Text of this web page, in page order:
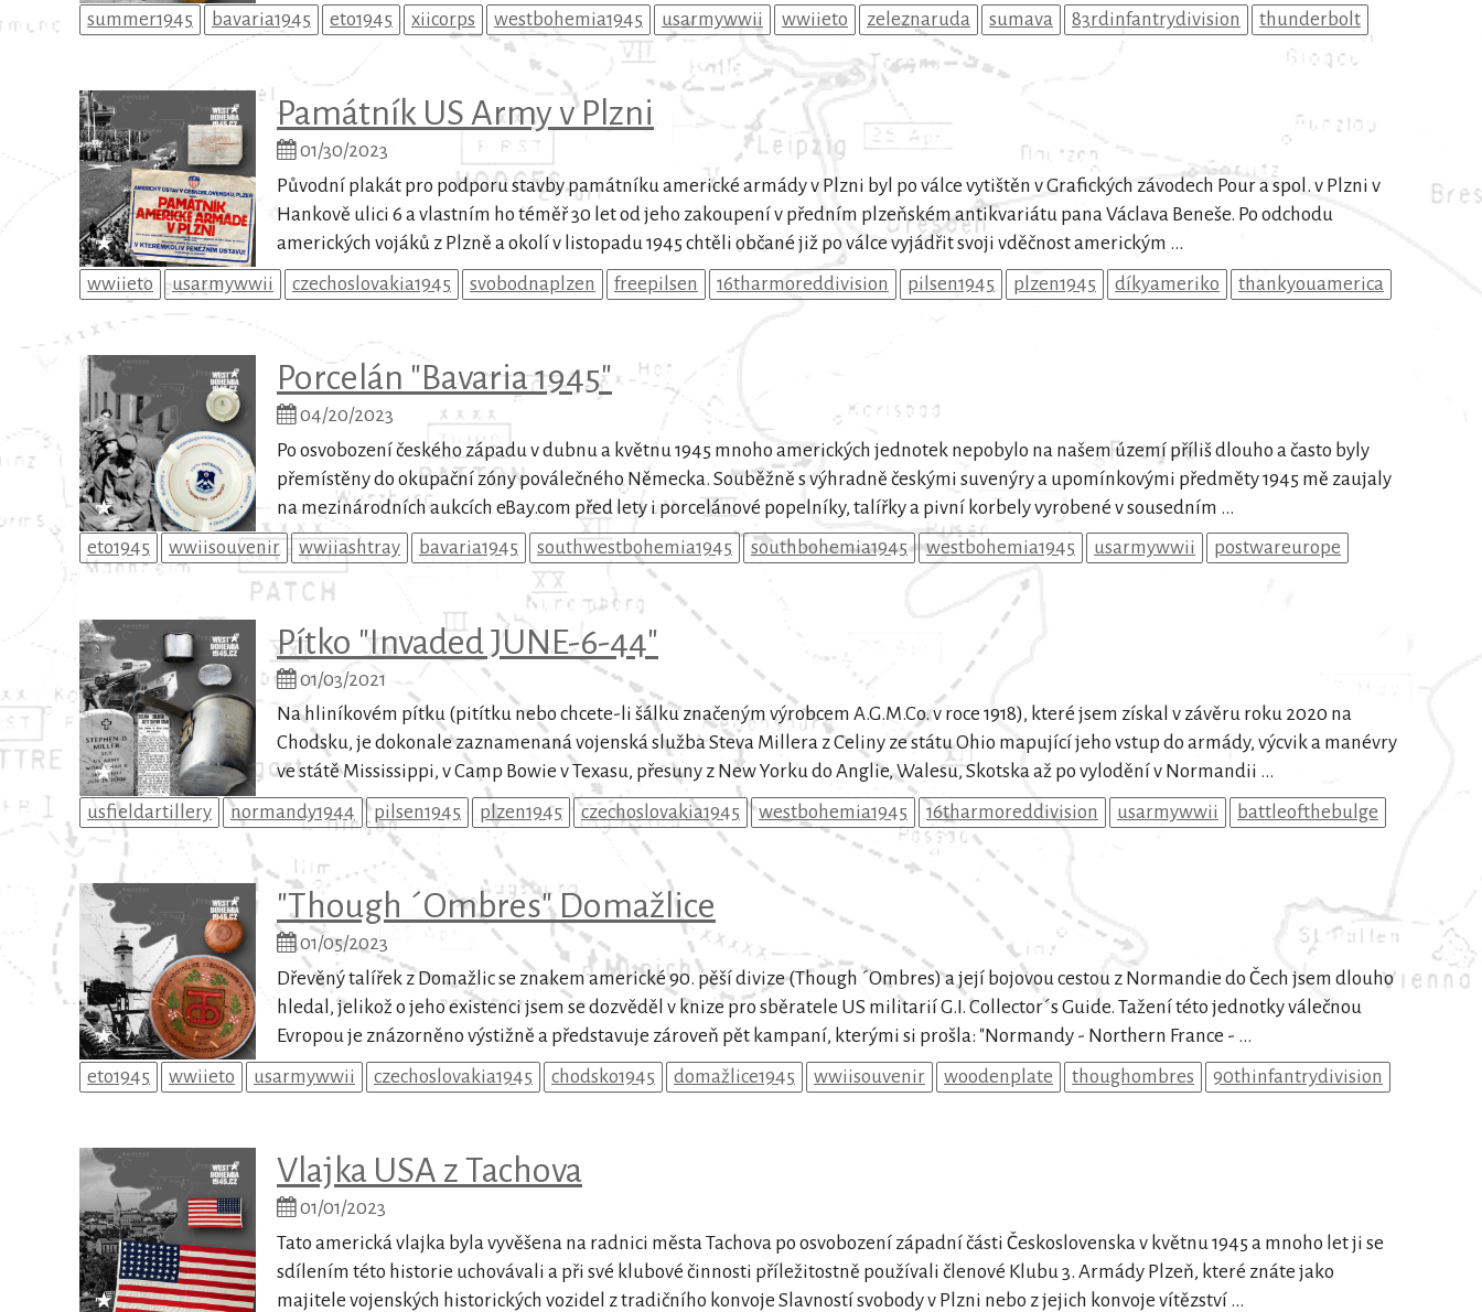
summer1945
bavaria1945 eto1945 xiicorps westbohemia1945 usarmywwii wwiieto zeleznaruda sumava 83rdinfantrydivision thunderbolt
Památník US Army v Plzni
01/30/2023
Původní plakát pro podporu stavby památníku americké armády v Plzni byl po válce vytištěn v Grafických závodech Pour a spol. v Plzni v
Hankově ulici 6 a vlastním ho téměř 30 let od jeho zakoupení v předním plzeňském antikvariátu pana Václava Beneše. Po odchodu
amerických vojáků z Plzně a okolí v listopadu 1945 chtěli občané již po válce vyjádřit svoji vděčnost americkým ...
wwiieto
usarmywwii czechoslovakia1945 svobodnaplzen freepilsen 16tharmoreddivision pilsen1945 plzen1945 díkyameriko thankyouamerica
Porcelán "Bavaria 1945"
04/20/2023
Po osvobození českého západu v dubnu a květnu 1945 mnoho amerických jednotek nepobylo na našem území příliš dlouho a často byly
přemístěny do okupační zóny poválečného Německa. Souběžně s výhradně českými suvenýry a upomínkovými předměty 1945 mě zaujaly
na mezinárodních aukcích eBay.com před lety i porcelánové popelníky, talířky a pivní korbely vyrobené v sousedním ...
eto1945
wwiisouvenir wwiiashtray bavaria1945 southwestbohemia1945 southbohemia1945 westbohemia1945 usarmywwii postwareurope
Pítko "Invaded JUNE-6-44"
01/03/2021
Na hliníkovém pítku (pitítku nebo chcete-li šálku značeným výrobcem A.G.M.Co. v roce 1918), které jsem získal v závěru roku 2020 na
Chodsku, je dokonale zaznamenaná vojenská služba Steva Millera z Celiny ze státu Ohio mapující jeho vstup do armády, výcvik a manévry
ve státě Mississippi, v Camp Bowie v Texasu, přesuny z New Yorku do Anglie, Walesu, Skotska až po vylodění v Normandii ...
usfieldartillery
normandy1944 pilsen1945 plzen1945 czechoslovakia1945 westbohemia1945 16tharmoreddivision usarmywwii battleofthebulge
"Though ´Ombres" Domažlice
01/05/2023
Dřevěný talířek z Domažlic se znakem americké 90. pěší divize (Though ´Ombres) a její bojovou cestou z Normandie do Čech jsem dlouho
hledal, jelikož o jeho existenci jsem se dozvěděl v knize pro sběratele US militarií G.I. Collector´s Guide. Tažení této jednotky válečnou
Evropou je znázorněno výstižně a představuje zároveň pět kampaní, kterými si prošla: "Normandy - Northern France - ...
eto1945
wwiieto usarmywwii czechoslovakia1945 chodsko1945 domažlice1945 wwiisouvenir woodenplate thoughombres 90thinfantrydivision
Vlajka USA z Tachova
01/01/2023
Tato americká vlajka byla vyvěšena na radnici města Tachova po osvobození západní části Československa v květnu 1945 a mnoho let ji se
sdílením této historie uchovávali a při své klubové činnosti příležitostně používali členové Klubu 3. Armády Plzeň, které znáte jako
majitele vojenských historických vozidel z tradičního konvoje Slavností svobody v Plzni nebo z jejich konvoje vítězství ...